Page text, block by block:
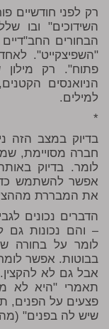
רק לפני חודשיים
השידוכים" ובו
הבחורים
"השפיצקייט".
פתוח". רק
הניואנסים
למילים.
*
בדיוק במצב הזה
חברה מסויימת,
לומר. בדיוק
אפשר להשתמש
את המבררת
הדברים נכונים
– והם נכונות
לומר על בחורה
בבוטות. אפשר
אבל גם לא
תאמרי "היא לא
פצעים על הפנים,
שיש לה בפנים"